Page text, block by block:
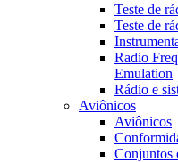
Teste de
Teste de
Radio
Emulation
Rádio e
Aviônicos
Aviônicos
Conjuntos